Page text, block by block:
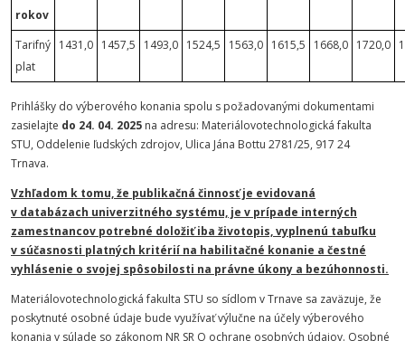
rokov
Tarifný
plat
1431,0 1457,5 1493,0 1524,5 1563,0 1615,5 1668,0 1720,0
Prihlášky do výberového konania spolu s požadovanými dokumentami
zasielajte do 24. 04. 2025 na adresu: Materiálovotechnologická fakulta
STU, Oddelenie ľudských zdrojov, Ulica Jána Bottu 2781/25, 917 24
Trnava.
Vzhľadom k tomu, že publikačná činnosť je evidovaná
v databázach univerzitného systému, je v prípade interných
zamestnancov potrebné doložiť iba životopis, vyplnenú tabuľku
v súčasnosti platných kritérií na habilitačné konanie a čestné
vyhlásenie o svojej spôsobilosti na právne úkony a bezúhonnosti.
Materiálovotechnologická fakulta STU so sídlom v Trnave sa zaväzuje, že
poskytnuté osobné údaje bude využívať výlučne na účely výberového
konania v súlade so zákonom NR SR O ochrane osobných údajov. Osobné